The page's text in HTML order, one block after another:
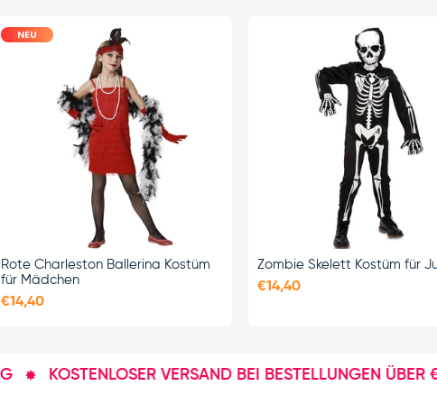
NEU
Rote Charleston Ballerina Kostüm
für Mädchen
€14,40
OPTIONEN
AUSWÄHLEN
Zombie Skelett Kostüm für
€14,40
OPTIONEN
AUSWÄHLEN
KOSTENLOSER VERSAND BEI BESTELLUNGEN ÜBER €90